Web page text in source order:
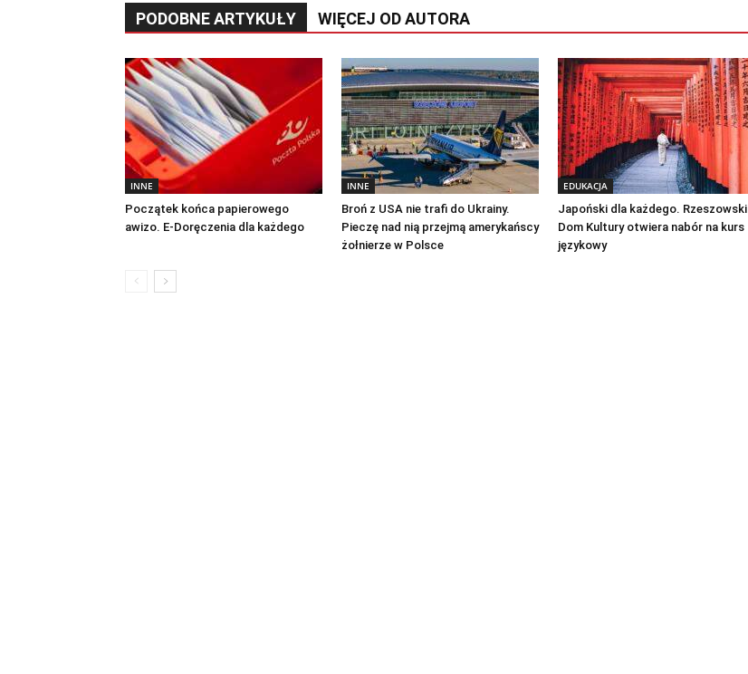
PODOBNE ARTYKUŁY WIĘCEJ OD AUTORA
INNE
Początek końca papierowego
awizo. E-Doręczenia dla każdego
INNE
Broń z USA nie trafi do Ukrainy.
Pieczę nad nią przejmą amerykańscy
żołnierze w Polsce
EDUKACJA
Japoński dla każdego. Rzeszowski
Dom Kultury otwiera nabór na kurs
językowy